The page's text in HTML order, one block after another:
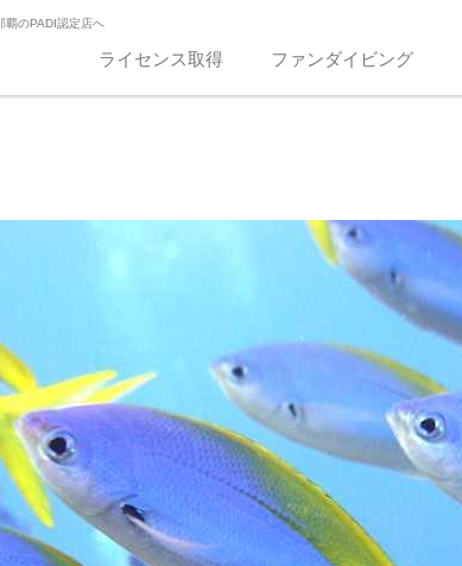
覇のPADI認定店へ
ライセンス取得 ファンダイビング